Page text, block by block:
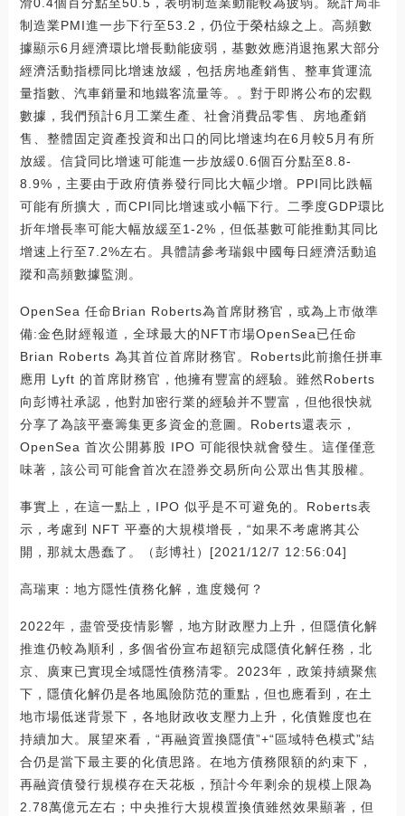
滑0.4個百分點至50.5，表明制造業動能較為疲弱。統計局非
制造業PMI進一步下行至53.2，仍位于榮枯線之上。高頻數
據顯示6月經濟環比增長動能疲弱，基數效應消退拖累大部分
經濟活動指標同比增速放緩，包括房地產銷售、整車貨運流
量指數、汽車銷量和地鐵客流量等。。對于即將公布的宏觀
數據，我們預計6月工業生產、社會消費品零售、房地產銷
售、整體固定資產投資和出口的同比增速均在6月較5月有所
放緩。信貸同比增速可能進一步放緩0.6個百分點至8.8-
8.9%，主要由于政府債券發行同比大幅少增。PPI同比跌幅
可能有所擴大，而CPI同比增速或小幅下行。二季度GDP環比
折年增長率可能大幅放緩至1-2%，但低基數可能推動其同比
增速上行至7.2%左右。具體請參考瑞銀中國每日經濟活動追
蹤和高頻數據監測。
OpenSea 任命Brian Roberts為首席財務官，或為上市做準
備:金色財經報道，全球最大的NFT市場OpenSea已任命
Brian Roberts 為其首位首席財務官。Roberts此前擔任拼車
應用 Lyft 的首席財務官，他擁有豐富的經驗。雖然Roberts
向彭博社承認，他對加密行業的經驗并不豐富，但他很快就
分享了為該平臺籌集更多資金的意圖。Roberts還表示，
OpenSea 首次公開募股 IPO 可能很快就會發生。這僅僅意
味著，該公司可能會首次在證券交易所向公眾出售其股權。
事實上，在這一點上，IPO 似乎是不可避免的。Roberts表
示，考慮到 NFT 平臺的大規模增長，“如果不考慮將其公
開，那就太愚蠢了。（彭博社）[2021/12/7 12:56:04]
高瑞東：地方隱性債務化解，進度幾何？
2022年，盡管受疫情影響，地方財政壓力上升，但隱債化解
推進仍較為順利，多個省份宣布超額完成隱債化解任務，北
京、廣東已實現全域隱性債務清零。2023年，政策持續聚焦
下，隱債化解仍是各地風險防范的重點，但也應看到，在土
地市場低迷背景下，各地財政收支壓力上升，化債難度也在
持續加大。展望來看，“再融資置換隱債”+“區域特色模式”結
合仍是當下最主要的化債思路。在地方債務限額的約束下，
再融資債發行規模存在天花板，預計今年剩余的規模上限為
2.78萬億元左右；中央推行大規模置換債雖然效果顯著，但